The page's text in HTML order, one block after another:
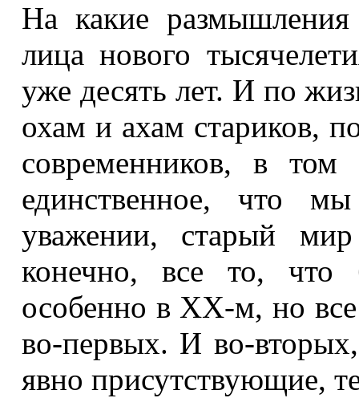
На какие
лица нового
уже десять лет. И по
охам и ахам стариков,
современников, в
единственное, что
уважении, старый мир
конечно, все то,
особенно в XX‑м, но
во-первых. И во-
явно присутствующие,